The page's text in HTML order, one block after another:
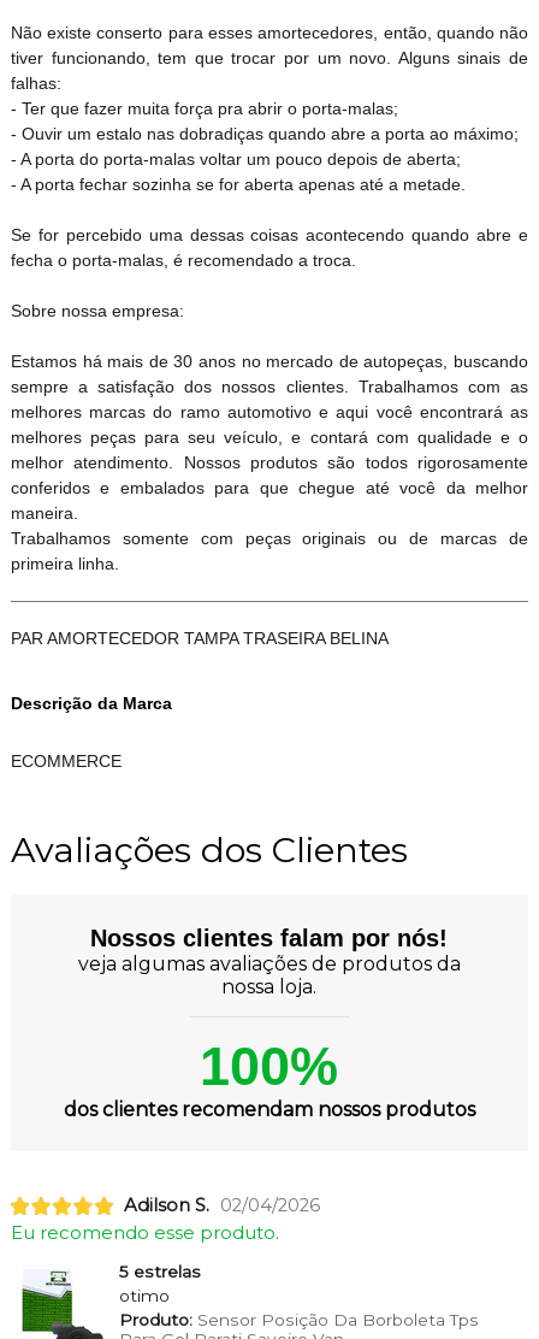
Não existe conserto para esses amortecedores, então, quando não
tiver funcionando, tem que trocar por um novo. Alguns sinais de
falhas:
- Ter que fazer muita força pra abrir o porta-malas;
- Ouvir um estalo nas dobradiças quando abre a porta ao máximo;
- A porta do porta-malas voltar um pouco depois de aberta;
- A porta fechar sozinha se for aberta apenas até a metade.
Se for percebido uma dessas coisas acontecendo quando abre e
fecha o porta-malas, é recomendado a troca.
Sobre nossa empresa:
Estamos há mais de 30 anos no mercado de autopeças, buscando
sempre a satisfação dos nossos clientes. Trabalhamos com as
melhores marcas do ramo automotivo e aqui você encontrará as
melhores peças para seu veículo, e contará com qualidade e o
melhor atendimento. Nossos produtos são todos rigorosamente
conferidos e embalados para que chegue até você da melhor
maneira.
Trabalhamos somente com peças originais ou de marcas de
primeira linha.
PAR AMORTECEDOR TAMPA TRASEIRA BELINA
Descrição da Marca
ECOMMERCE
Avaliações dos Clientes
Nossos clientes falam por nós!
veja algumas avaliações de produtos da
nossa loja.
100%
dos clientes recomendam nossos produtos
Adilson S. 02/04/2026
Eu recomendo esse produto.
5 estrelas
otimo
Produto:Sensor Posição Da Borboleta Tps